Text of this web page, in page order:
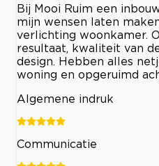
Bij Mooi Ruim een
mijn wensen laten
verlichting woonkamer.
resultaat, kwaliteit van
design. Hebben alles
woning en opgeruimd
Algemene indruk
Communicatie